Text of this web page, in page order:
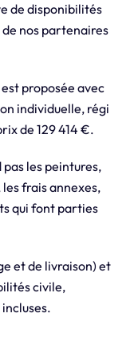
de disponibilités
nos partenaires
proposée avec
individuelle, régi
de 129 414 €.
les peintures,
frais annexes,
qui font parties
et de livraison) et
civile,